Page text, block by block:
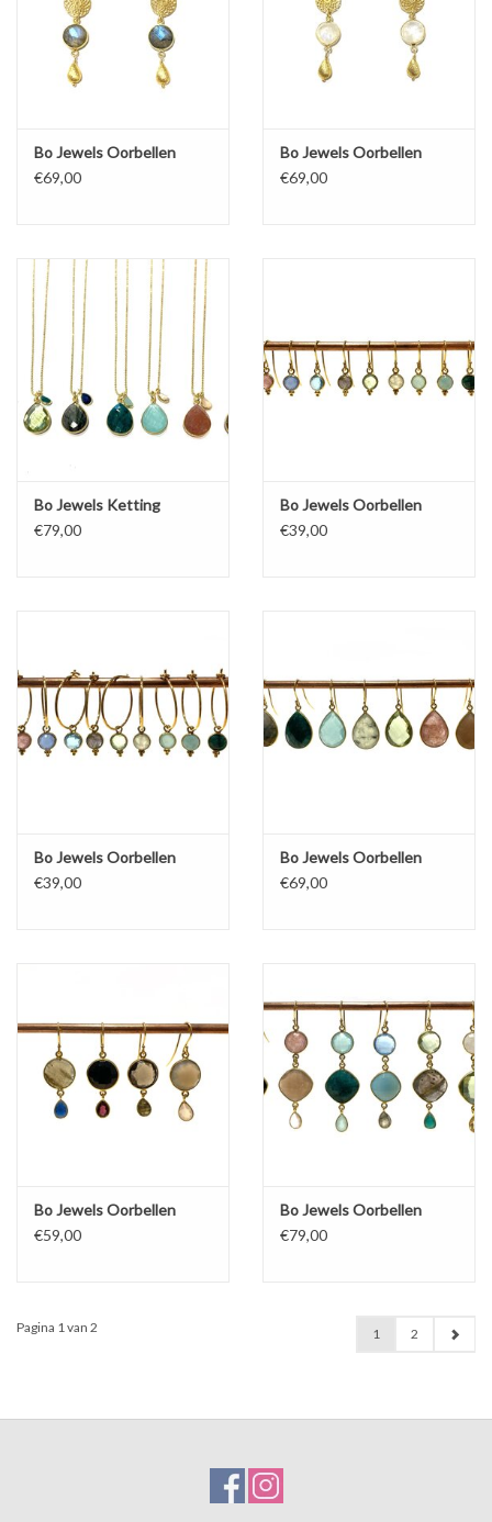
Bo Jewels Oorbellen
€69,00
Bo Jewels Oorbellen
€69,00
Bo Jewels Ketting
€79,00
Bo Jewels Oorbellen
€39,00
Bo Jewels Oorbellen
€39,00
Bo Jewels Oorbellen
€69,00
Bo Jewels Oorbellen
€59,00
Bo Jewels Oorbellen
€79,00
Pagina 1 van 2 1 2